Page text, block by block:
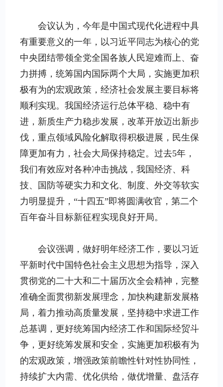
会议认为，今年是中国式现代化进程中具
有重要意义的一年，以习近平同志为核心的党
中央团结带领全党全国各族人民迎难而上、奋
力拼搏，统筹国内国际两个大局，实施更加积
极有为的宏观政策，经济社会发展主要目标将
顺利实现。我国经济运行总体平稳、稳中有
进，新质生产力稳步发展，改革开放迈出新步
伐，重点领域风险化解取得积极进展，民生保
障更加有力，社会大局保持稳定。过去5年，
我们有效应对各种冲击挑战，我国经济、科
技、国防等硬实力和文化、制度、外交等软实
力明显提升，“十四五”即将圆满收官，第二个
百年奋斗目标新征程实现良好开局。
会议强调，做好明年经济工作，要以习近
平新时代中国特色社会主义思想为指导，深入
贯彻党的二十大和二十届历次全会精神，完整
准确全面贯彻新发展理念，加快构建新发展格
局，着力推动高质量发展，坚持稳中求进工作
总基调，更好统筹国内经济工作和国际经贸斗
争，更好统筹发展和安全，实施更加积极有为
的宏观政策，增强政策前瞻性针对性协同性，
持续扩大内需、优化供给，做优增量、盘活存